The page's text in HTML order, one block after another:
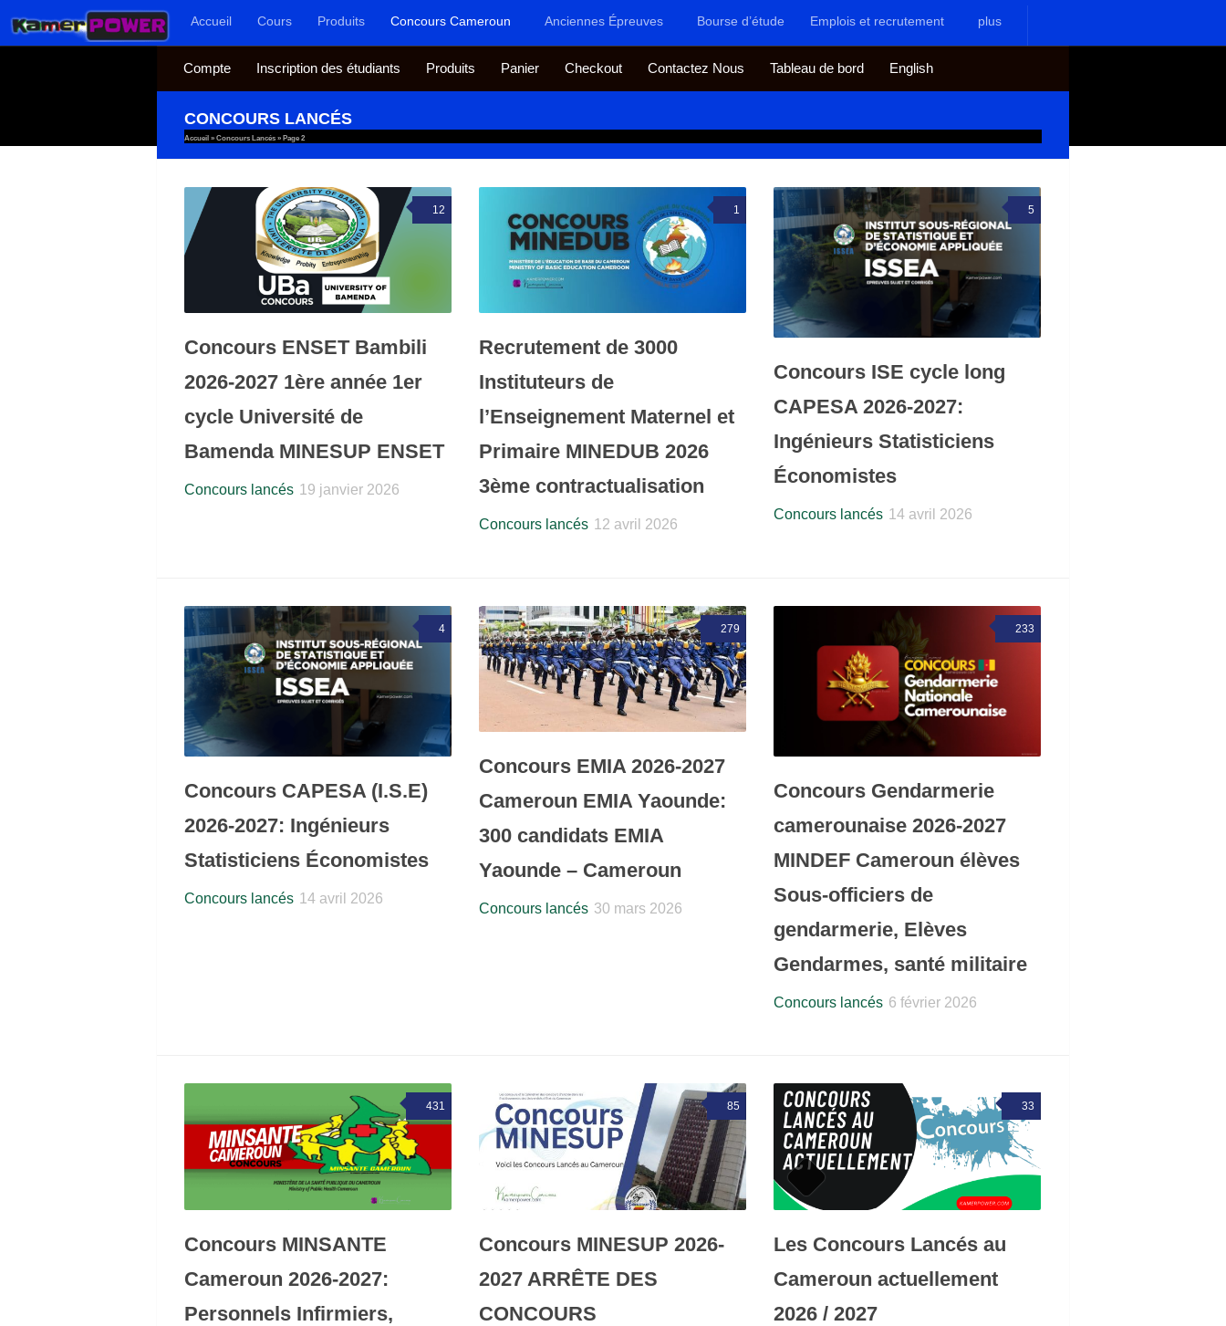
Au dessous du contenuAccueil Cours Produits Concours Cameroun Anciennes Épreuves Bourse d’étude Emplois et recrutement plus
Compte Inscription des étudiants Produits Panier Checkout Contactez Nous Tableau de bord English
CONCOURS LANCÉS
Accueil » Concours Lancés » Page 2
12
Concours ENSET Bambili
2026-2027 1ère année 1er
cycle Université de
Bamenda MINESUP ENSET
Concours lancés 19 janvier 2026
1
Recrutement de 3000
Instituteurs de
l’Enseignement Maternel et
Primaire MINEDUB 2026
3ème contractualisation
Concours lancés 12 avril 2026
5
Concours ISE cycle long
CAPESA 2026-2027:
Ingénieurs Statisticiens
Économistes
Concours lancés 14 avril 2026
4
Concours CAPESA (I.S.E)
2026-2027: Ingénieurs
Statisticiens Économistes
Concours lancés 14 avril 2026
279
Concours EMIA 2026-2027
Cameroun EMIA Yaounde:
300 candidats EMIA
Yaounde – Cameroun
Concours lancés 30 mars 2026
233
Concours Gendarmerie
camerounaise 2026-2027
MINDEF Cameroun élèves
Sous-officiers de
gendarmerie, Elèves
Gendarmes, santé militaire
Concours lancés 6 février 2026
431
Concours MINSANTE
Cameroun 2026-2027:
Personnels Infirmiers,
85
Concours MINESUP 2026-
2027 ARRÊTE DES
CONCOURS
33
Les Concours Lancés au
Cameroun actuellement
2026 / 2027